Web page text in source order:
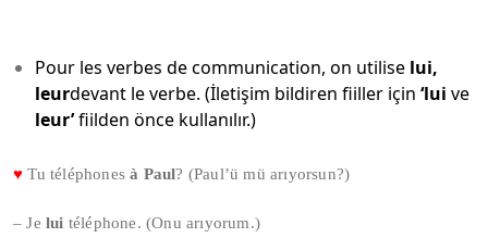
Pour les verbes de communication, on utilise lui,
leurdevant le verbe. (İletişim bildiren fiiller için ‘lui ve
leur’fiilden önce kullanılır.)
♥ Tu téléphonesà Paul? (Paul’ü mü arıyorsun?)
– Je lui téléphone. (Onu arıyorum.)